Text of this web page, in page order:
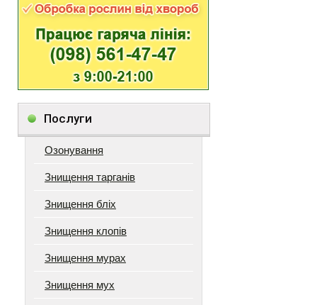
Послуги
Озонування
Знищення тарганів
Знищення бліх
Знищення клопів
Знищення мурах
Знищення мух